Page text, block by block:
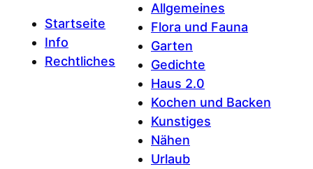
Startseite
Info
Rechtliches
Allgemeines
Flora und Fauna
Garten
Gedichte
Haus 2.0
Kochen und Backen
Kunstiges
Nähen
Urlaub